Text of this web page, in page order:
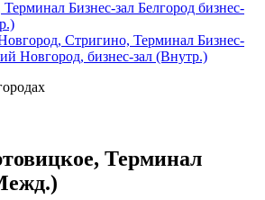
Терминал Бизнес-зал Белгород бизнес-
Стригино, Терминал Бизнес-
Новгород, бизнес-зал (Внутр.)
Терминал